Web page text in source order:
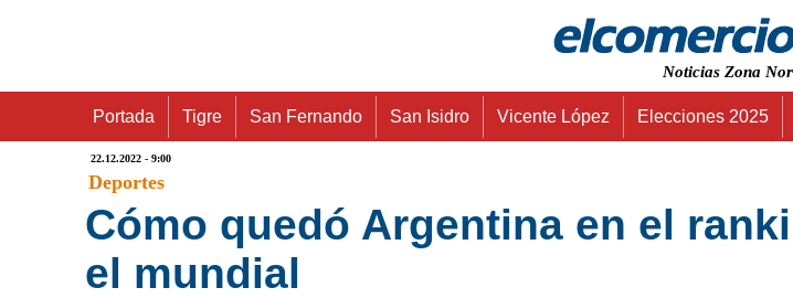
Noticias Zona
Portada Tigre San Fernando San Isidro Vicente López Elecciones 2025
22.12.2022 - 9:00
Deportes
Cómo quedó Argentina en el
el mundial